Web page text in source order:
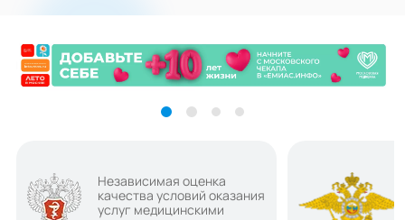
Независимая оценка
качества условий оказания
услуг медицинскими